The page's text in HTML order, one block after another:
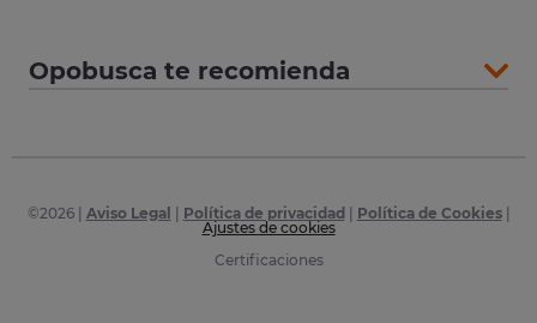
Opobusca te recomienda
©2026| Aviso Legal Política de privacidad Política de Cookies|
Ajustes de cookies
Certificaciones